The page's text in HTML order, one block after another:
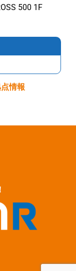
500 1F
情報